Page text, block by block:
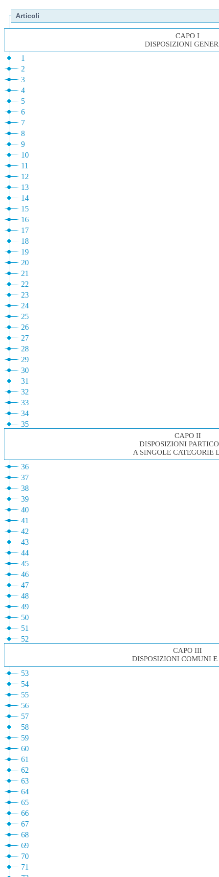
Articoli
CAPO I
DISPOSIZIONI
1
2
3
4
5
6
7
8
9
10
11
12
13
14
15
16
17
18
19
20
21
22
23
24
25
26
27
28
29
30
31
32
33
34
35
CAPO II
DISPOSIZIONI
A SINGOLE CATEGORIE
36
37
38
39
40
41
42
43
44
45
46
47
48
49
50
51
52
CAPO III
DISPOSIZIONI COMUNI
53
54
55
56
57
58
59
60
61
62
63
64
65
66
67
68
69
70
71